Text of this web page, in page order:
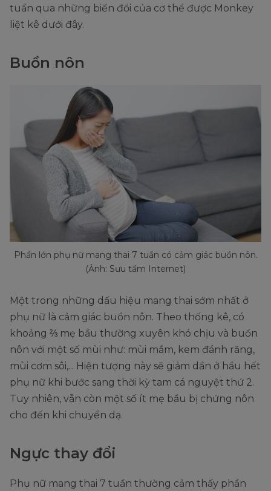
tuần qua những biến đổi của cơ thể được Monkey
liệt kê dưới đây.
Buồn nôn
Phần lớn phụ nữ mang thai 7 tuần có cảm giác buồn nôn.
(Ảnh: Sưu tầm Internet)
Một trong những dấu hiệu mang thai sớm nhất ở
phụ nữ là cảm giác buồn nôn. Theo thống kê, có
khoảng ⅔ mẹ bầu thường xuyên khó chịu và buồn
nôn với một số mùi như: mùi mắm, kem đánh răng,
mùi cơm sôi,... Hiện tượng này sẽ giảm dần ở hầu hết
phụ nữ khi bước sang thời kỳ tam cá nguyệt thứ 2.
Tuy nhiên, vẫn còn một số ít mẹ bầu bị chứng nôn
cho đến khi chuyển dạ.
Ngực thay đổi
Phụ nữ mang thai 7 tuần thường cảm thấy phần